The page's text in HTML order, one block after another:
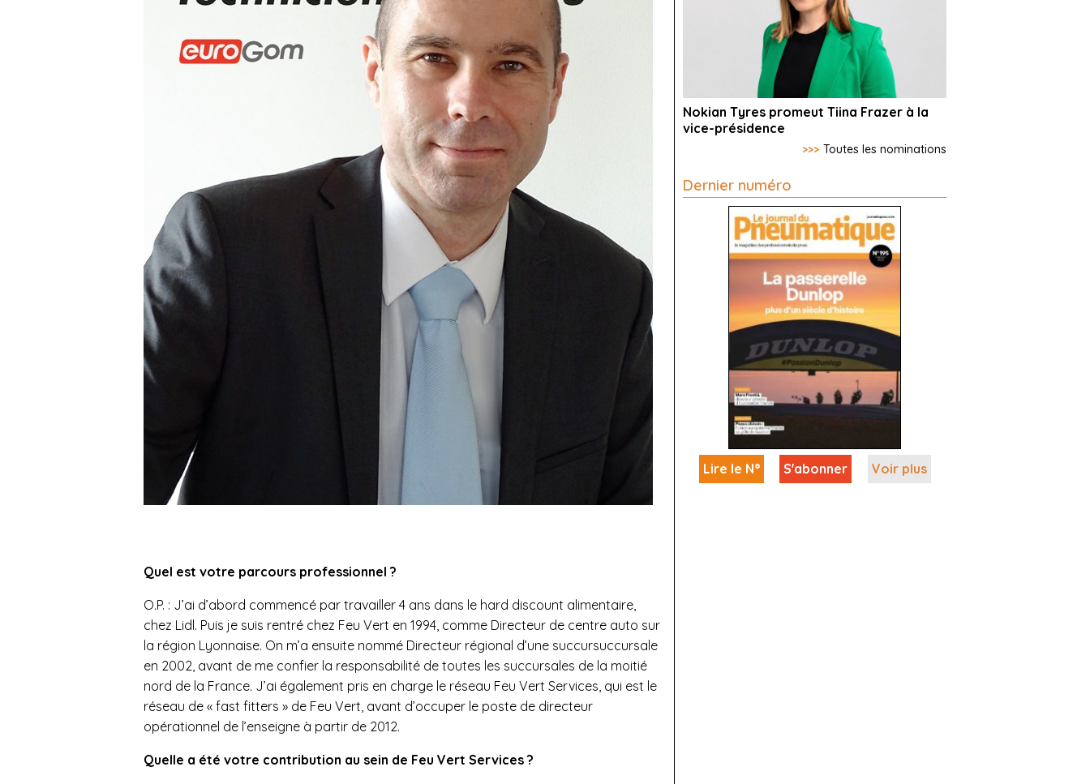
Quel est votre parcours professionnel ?
O.P. : J’ai d’abord commencé par travailler 4 ans dans le hard discount alimentaire,
chez Lidl. Puis je suis rentré chez Feu Vert en 1994, comme Directeur de centre auto sur
la région Lyonnaise. On m’a ensuite nommé Directeur régional d’une succursuccursale
en 2002, avant de me confier la responsabilité de toutes les succursales de la moitié
nord de la France. J’ai également pris en charge le réseau Feu Vert Services, qui est le
réseau de « fast fitters » de Feu Vert, avant d’occuper le poste de directeur
opérationnel de l’enseigne à partir de 2012.
Quelle a été votre contribution au sein de Feu Vert Services ?
Nokian Tyres promeut Tiina Frazer à la
vice-présidence
>>> Toutes les nominations
Dernier numéro
Lire le N° S'abonner Voir plus